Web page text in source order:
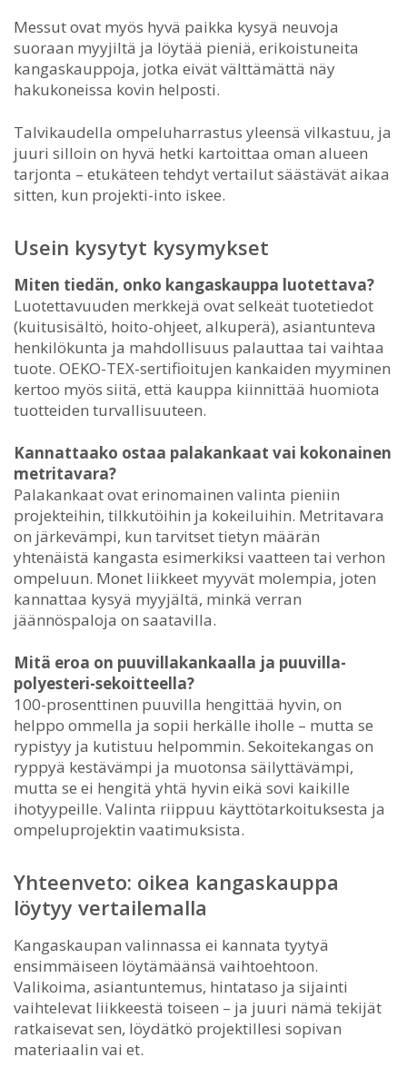
Messut ovat myös hyvä paikka kysyä neuvoja
suoraan myyjiltä ja löytää pieniä, erikoistuneita
kangaskauppoja, jotka eivät välttämättä näy
hakukoneissa kovin helposti.
Talvikaudella ompeluharrastus yleensä vilkastuu, ja
juuri silloin on hyvä hetki kartoittaa oman alueen
tarjonta – etukäteen tehdyt vertailut säästävät aikaa
sitten, kun projekti-into iskee.
Usein kysytyt kysymykset
Miten tiedän, onko kangaskauppa luotettava?
Luotettavuuden merkkejä ovat selkeät tuotetiedot
(kuitusisältö, hoito-ohjeet, alkuperä), asiantunteva
henkilökunta ja mahdollisuus palauttaa tai vaihtaa
tuote. OEKO-TEX-sertifioitujen kankaiden myyminen
kertoo myös siitä, että kauppa kiinnittää huomiota
tuotteiden turvallisuuteen.
Kannattaako ostaa palakankaat vai kokonainen
metritavara?
Palakankaat ovat erinomainen valinta pieniin
projekteihin, tilkkutöihin ja kokeiluihin. Metritavara
on järkevämpi, kun tarvitset tietyn määrän
yhtenäistä kangasta esimerkiksi vaatteen tai verhon
ompeluun. Monet liikkeet myyvät molempia, joten
kannattaa kysyä myyjältä, minkä verran
jäännöspaloja on saatavilla.
Mitä eroa on puuvillakankaalla ja puuvilla-
polyesteri-sekoitteella?
100-prosenttinen puuvilla hengittää hyvin, on
helppo ommella ja sopii herkälle iholle – mutta se
rypistyy ja kutistuu helpommin. Sekoitekangas on
ryppyä kestävämpi ja muotonsa säilyttävämpi,
mutta se ei hengitä yhtä hyvin eikä sovi kaikille
ihotyypeille. Valinta riippuu käyttötarkoituksesta ja
ompeluprojektin vaatimuksista.
Yhteenveto: oikea kangaskauppa
löytyy vertailemalla
Kangaskaupan valinnassa ei kannata tyytyä
ensimmäiseen löytämäänsä vaihtoehtoon.
Valikoima, asiantuntemus, hintataso ja sijainti
vaihtelevat liikkeestä toiseen – ja juuri nämä tekijät
ratkaisevat sen, löydätkö projektillesi sopivan
materiaalin vai et.